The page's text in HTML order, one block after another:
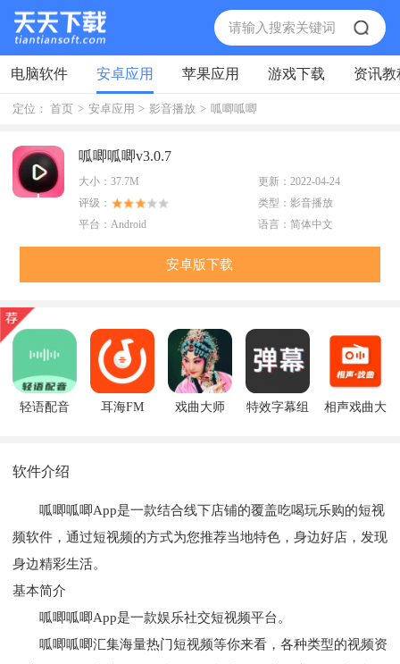
电脑软件 安卓应用 苹果应用 游戏下载 资讯教
定位： 首页 > 安卓应用 > 影音播放 > 呱唧呱唧
呱唧呱唧v3.0.7
大小： 37.7M 更新： 2022-04-24
评级：
类型： 影音播放
平台： Android 语言： 简体中文
安卓版下载
轻语配音 耳海FM 戏曲大师 特效字幕组
相声戏曲大
软件介绍
呱唧呱唧App是一款结合线下店铺的覆盖吃喝玩乐购的短视
频软件，通过短视频的方式为您推荐当地特色，身边好店，发现
身边精彩生活。
基本简介
呱唧呱唧App是一款娱乐社交短视频平台。
呱唧呱唧汇集海量热门短视频等你来看，各种类型的视频资